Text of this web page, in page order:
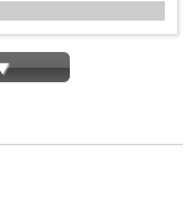
い。